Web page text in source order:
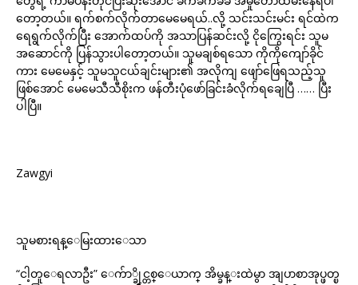
တော့တယ်။ ရက်စက်လိုက်တာမေမေရယ်..လို့ သင်းသင်းမင်း ရင်ထဲက
ရေရွက်လိုက်ပြီး အောက်ထပ်ကို အသာပြန်ဆင်းလို့ ငိုကြွေးရင်း သူမ
အဆောင်ကို ပြန်သွားပါတော့တယ်။ သူမချစ်ရသော ကိုကိုကျော်ခိုင်
ကား မေမေနှင့် သူမသူငယ်ချင်းများ၏ အလိုကျ ဖျော်ဖြေရသည့်သူ
ဖြစ်အောင် မေမေသီသီစိုးက ဖန်တီးပုံဖော်ခြင်းခံလိုက်ရချေပြီ …… ပြီး
ပါပြီ။
Zawgyi
သူမစားရန္ေမြးထားေသာ
“ငါ့တူေရလာဦး” ေက်ာ္ခိုင္တစ္ေယာက္ အိမ္ခန္းထဲမွာ အျပာစာအုပ္ဖတ္ၿ